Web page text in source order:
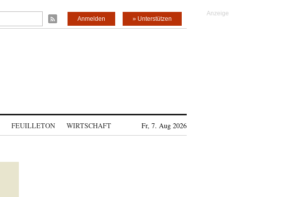
» Unterstützen
Anmelden
FEUILLETON WIRTSCHAFT Fr, 7. Aug 2026